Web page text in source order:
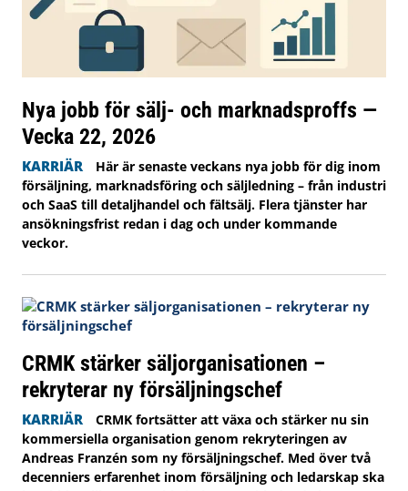
Nya jobb för sälj- och marknadsproffs —
Vecka 22, 2026
KARRIÄR
Här är senaste veckans nya jobb för dig inom
försäljning, marknadsföring och säljledning – från industri
och SaaS till detaljhandel och fältsälj. Flera tjänster har
ansökningsfrist redan i dag och under kommande
veckor.
CRMK stärker säljorganisationen –
rekryterar ny försäljningschef
KARRIÄR
CRMK fortsätter att växa och stärker nu sin
kommersiella organisation genom rekryteringen av
Andreas Franzén som ny försäljningschef. Med över två
decenniers erfarenhet inom försäljning och ledarskap ska